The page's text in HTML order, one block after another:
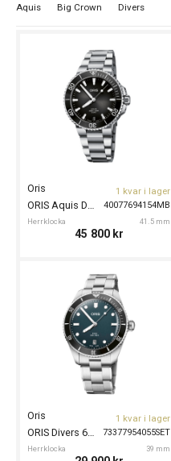
Aquis
Big Crown Divers
40077694154MB
Oris
Herrklocka 41.5 mm
1 kvar i lager
45 800 kr
73377954055SET
Oris
Herrklocka 39 mm
ORIS Divers 65 39mm
1 kvar i lager